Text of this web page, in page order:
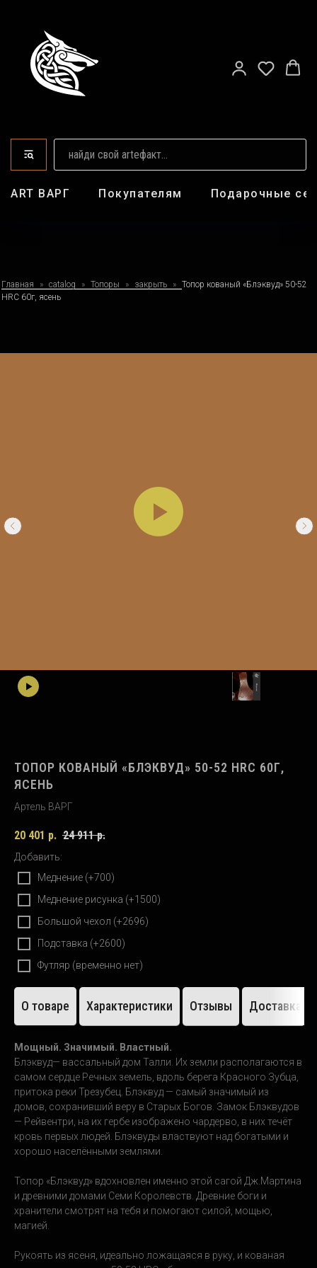
ART ВАРГ Покупателям Подарочные
Главная catalog Топоры закрыть
Топор кованый «Блэквуд» 50-52
HRC 60г, ясень
ТОПОР КОВАНЫЙ «БЛЭКВУД» 50-52 HRC 60Г,
ЯСЕНЬ
Артель ВАРГ
20 401 р. 24 911 р.
Добавить:
Меднение (+700)
Меднение рисунка (+1500)
Большой чехол (+2696)
Подставка (+2600)
Футляр (временно нет)
О товаре Характеристики Отзывы Доставка
Мощный. Значимый. Властный.
Блэквуд— вассальный дом Талли. Их земли располагаются в
самом сердце Речных земель, вдоль берега Красного Зубца,
притока реки Трезубец. Блэквуд — самый значимый из
домов, сохранивший веру в Старых Богов. Замок Блэквудов
— Рейвентри, на их гербе изображено чардерво, в них течёт
кровь первых людей. Блэквуды властвуют над богатыми и
хорошо населёнными землями.
Топор «Блэквуд» вдохновлен именно этой сагой Дж.Мартина
и древними домами Семи Королевств. Древние боги и
хранители смотрят на тебя и помогают силой, мощью,
магией.
Рукоять из ясеня, идеально ложащаяся в руку, и кованая